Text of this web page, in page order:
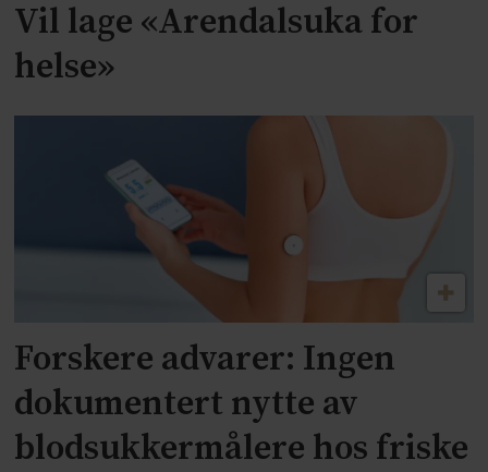
Vil lage «Arendalsuka for
helse»
Forskere advarer: Ingen
dokumentert nytte av
blodsukkermålere hos friske